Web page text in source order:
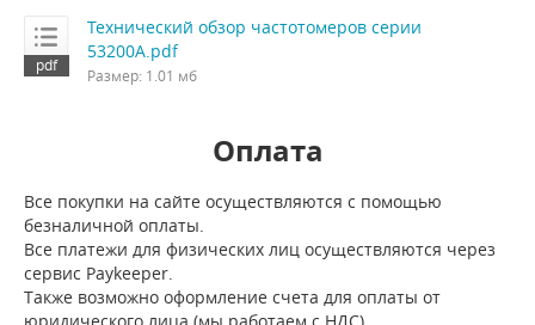
Технический обзор частотомеров серии
53200A.pdf
Размер: 1.01 мб
Оплата
Все покупки на сайте осуществляются с помощью
безналичной оплаты.
Все платежи для физических лиц осуществляются через
сервис Paykeeper.
Также возможно оформление счета для оплаты от